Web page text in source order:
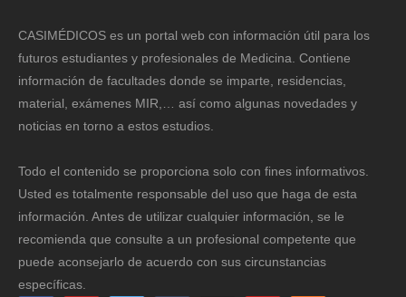
CASIMÉDICOS es un portal web con información útil para los
futuros estudiantes y profesionales de Medicina. Contiene
información de facultades donde se imparte, residencias,
material, exámenes MIR,… así como algunas novedades y
noticias en torno a estos estudios.
Todo el contenido se proporciona solo con fines informativos.
Usted es totalmente responsable del uso que haga de esta
información. Antes de utilizar cualquier información, se le
recomienda que consulte a un profesional competente que
puede aconsejarlo de acuerdo con sus circunstancias
específicas.